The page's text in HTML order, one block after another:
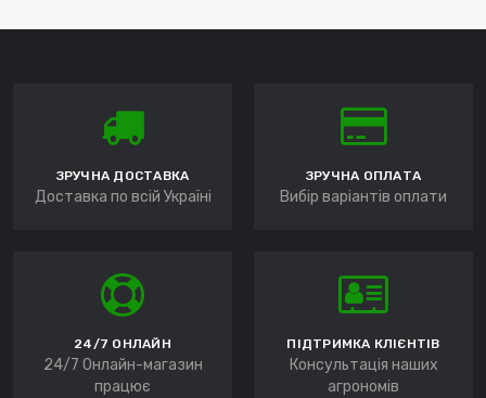
ЗРУЧНА ДОСТАВКА
Доставка по всій Україні
ЗРУЧНА ОПЛАТА
Вибір варіантів оплати
24/7 ОНЛАЙН
24/7 Онлайн-магазин
працює
ПІДТРИМКА КЛІЄНТІВ
Консультація наших
агрономів